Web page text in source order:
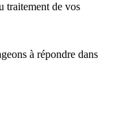
traitement de vos
à répondre dans